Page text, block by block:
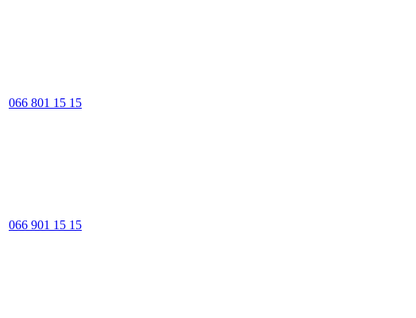
066 801 15 15
066 901 15 15